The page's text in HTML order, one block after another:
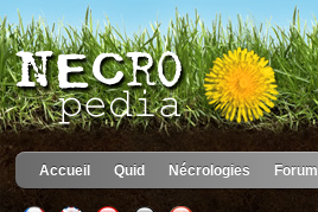
Accueil Quid Nécrologies Forum